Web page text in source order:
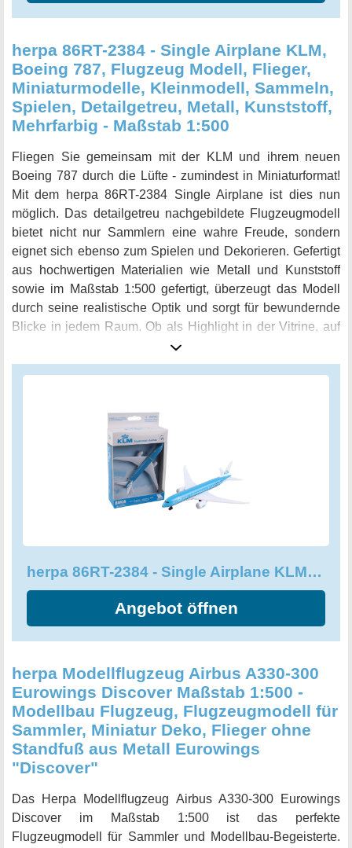
herpa 86RT-2384 - Single Airplane KLM,
Boeing 787, Flugzeug Modell, Flieger,
Miniaturmodelle, Kleinmodell, Sammeln,
Spielen, Detailgetreu, Metall, Kunststoff,
Mehrfarbig - Maßstab 1:500
Fliegen Sie gemeinsam mit der KLM und ihrem neuen
Boeing 787 durch die Lüfte - zumindest in Miniaturformat!
Mit dem herpa 86RT-2384 Single Airplane ist dies nun
möglich. Das detailgetreu nachgebildete Flugzeugmodell
bietet nicht nur Sammlern eine wahre Freude, sondern
eignet sich ebenso zum Spielen und Dekorieren. Gefertigt
aus hochwertigen Materialien wie Metall und Kunststoff
sowie im Maßstab 1:500 gefertigt, überzeugt das Modell
durch seine realistische Optik und sorgt für bewundernde
Blicke in jedem Raum. Ob als Highlight in der Vitrine, auf
dem Schreibtisch oder als Bestandteil eines Dioramas -
das Miniaturmodell macht immer eine gute Figur. Freuen
erstklassigen Verarbeitung der herpa Produkte begeistern.
Der Lieferumfang enthält neben dem Modellflugzeug auch
ein ausführliches Manual. Die Boeing 787 selbst fliegt mit
einer Reichweite von 8500 Seemeilen und zeigt somit,
dass auch in der Luftfahrt Bravourleistungen möglich sind.
Gönnen Sie sich mit diesem Miniaturflieger ein Highlight
sich begeistern von der Detailgenauigkeit und der
handwerklichen Qualität dieses Modells.
herpa 86RT-2384 - Single Airplane KLM, Boeing 787, Flugzeug
Angebot öffnen
herpa Modellflugzeug Airbus A330-300
Eurowings Discover Maßstab 1:500 -
Modellbau Flugzeug, Flugzeugmodell für
Sammler, Miniatur Deko, Flieger ohne
Standfuß aus Metall Eurowings
"Discover"
Das Herpa Modellflugzeug Airbus A330-300 Eurowings
Discover im Maßstab 1:500 ist das perfekte
Flugzeugmodell für Sammler und Modellbau-Begeisterte.